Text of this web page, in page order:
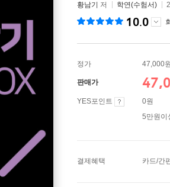
황남기 저 학연(수험서)
10.0
정가 47,000원
판매가
YES포인트
0원
5만원이
결제혜택 카드/간